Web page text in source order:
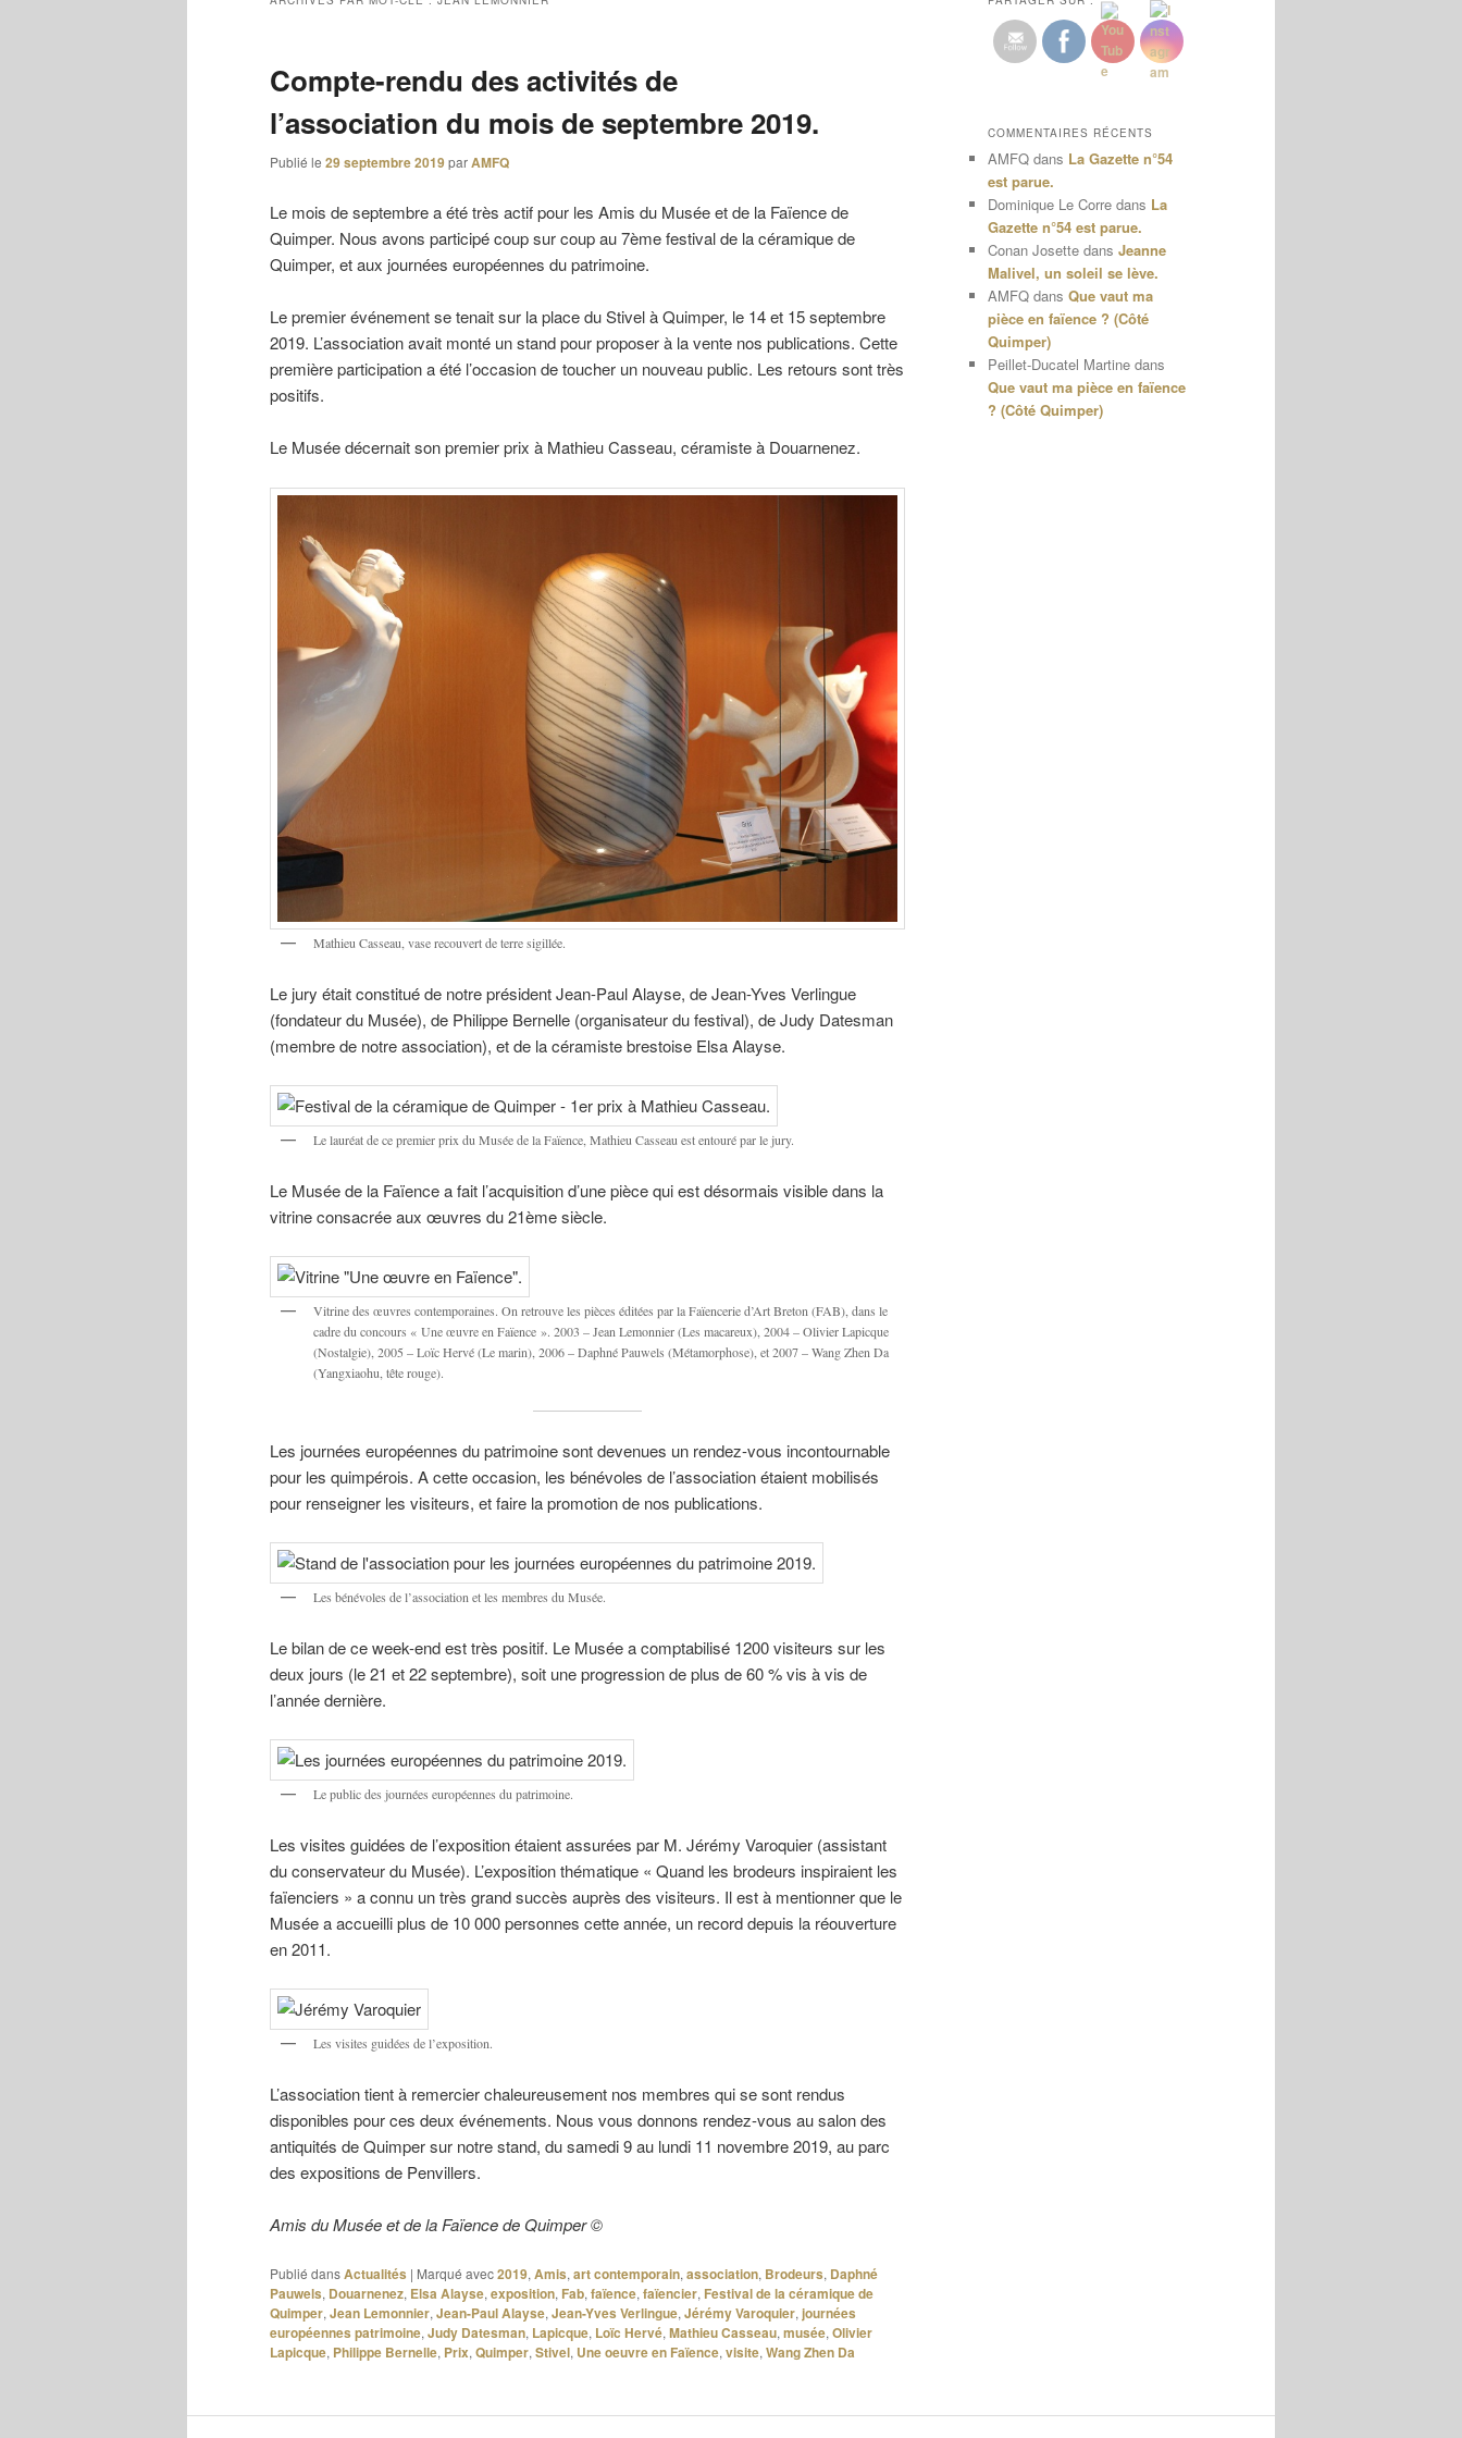
Compte-rendu des activités de
l’association du mois de septembre 2019.
Publié le 29 septembre 2019parAMFQ
Le mois de septembre a été très actif pour les Amis du Musée et de la Faïence de
Quimper. Nous avons participé coup sur coup au 7ème festival de la céramique de
Quimper, et aux journées européennes du patrimoine.
Le premier événement se tenait sur la place du Stivel à Quimper, le 14 et 15 septembre
2019. L’association avait monté un stand pour proposer à la vente nos publications. Cette
première participation a été l’occasion de toucher un nouveau public. Les retours sont très
positifs.
Le Musée décernait son premier prix à Mathieu Casseau, céramiste à Douarnenez.
Mathieu Casseau, vase recouvert de terre sigillée.
Le jury était constitué de notre président Jean-Paul Alayse, de Jean-Yves Verlingue
(fondateur du Musée), de Philippe Bernelle (organisateur du festival), de Judy Datesman
(membre de notre association), et de la céramiste brestoise Elsa Alayse.
Le lauréat de ce premier prix du Musée de la Faïence, Mathieu Casseau est entouré par le jury.
Le Musée de la Faïence a fait l’acquisition d’une pièce qui est désormais visible dans la
vitrine consacrée aux œuvres du 21ème siècle.
Vitrine des œuvres contemporaines. On retrouve les pièces éditées par la Faïencerie d’Art Breton (FAB), dans le
cadre du concours « Une œuvre en Faïence ». 2003 – Jean Lemonnier (Les macareux), 2004 – Olivier Lapicque
(Nostalgie), 2005 – Loïc Hervé (Le marin), 2006 – Daphné Pauwels (Métamorphose), et 2007 – Wang Zhen Da
(Yangxiaohu, tête rouge).
Les journées européennes du patrimoine sont devenues un rendez-vous incontournable
pour les quimpérois. A cette occasion, les bénévoles de l’association étaient mobilisés
pour renseigner les visiteurs, et faire la promotion de nos publications.
Les bénévoles de l’association et les membres du Musée.
Le bilan de ce week-end est très positif. Le Musée a comptabilisé 1200 visiteurs sur les
deux jours (le 21 et 22 septembre), soit une progression de plus de 60 % vis à vis de
l’année dernière.
Le public des journées européennes du patrimoine.
Les visites guidées de l’exposition étaient assurées par M. Jérémy Varoquier (assistant
du conservateur du Musée). L’exposition thématique « Quand les brodeurs inspiraient les
faïenciers » a connu un très grand succès auprès des visiteurs. Il est à mentionner que le
Musée a accueilli plus de 10 000 personnes cette année, un record depuis la réouverture
en 2011.
Les visites guidées de l’exposition.
L’association tient à remercier chaleureusement nos membres qui se sont rendus
disponibles pour ces deux événements. Nous vous donnons rendez-vous au salon des
antiquités de Quimper sur notre stand, du samedi 9 au lundi 11 novembre 2019, au parc
des expositions de Penvillers.
Amis du Musée et de la Faïence de Quimper ©
Publié dansActualités | Marqué avec2019, Amis, art contemporain, association, Brodeurs, Daphné
Pauwels, Douarnenez, Elsa Alayse, exposition, Fab, faïence, faïencier, Festival de la céramique de
Quimper, Jean Lemonnier, Jean-Paul Alayse, Jean-Yves Verlingue, Jérémy Varoquier, journées
européennes patrimoine, Judy Datesman, Lapicque, Loïc Hervé, Mathieu Casseau, musée, Olivier
Lapicque, Philippe Bernelle, Prix, Quimper, Stivel, Une oeuvre en Faïence, visite, Wang Zhen Da
COMMENTAIRES RÉCENTS
AMFQ dans La Gazette n°54
est parue.
Dominique Le Corre dans La
Gazette n°54 est parue.
Conan Josette dans Jeanne
Malivel, un soleil se lève.
AMFQ dans Que vaut ma
pièce en faïence ? (Côté
Quimper)
Peillet-Ducatel Martine dans
Que vaut ma pièce en faïence
? (Côté Quimper)